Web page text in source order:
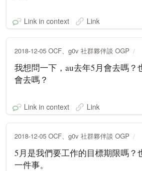
Link in context Link
2018-12-05 OCF、g0v 社群夥伴談 OGP
我想問一下，au去年5月會去嗎？
會去嗎？
Link in context Link
2018-12-05 OCF、g0v 社群夥伴談 OGP
5月是我們要工作的目標期限嗎？
一件事。